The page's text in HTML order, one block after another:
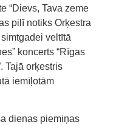
“Dievs, Tava zeme
pilī notiks Orķestra
veltītā
koncerts “Rīgas
Tajā orķestris
iemīļotām
dienas piemiņas